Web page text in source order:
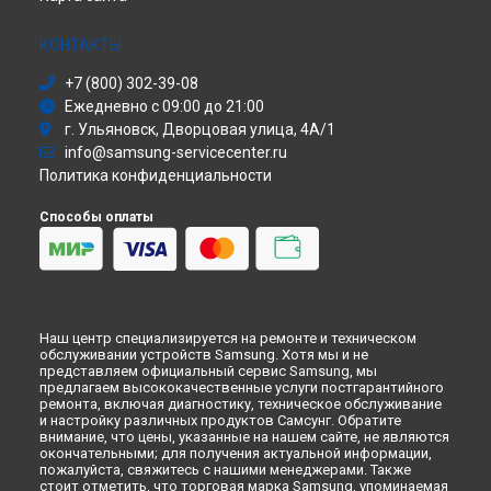
Томске
Тюмени
Ремонт микроволновой печи CE287ASTR Samsung в
Иркутске
Ремонт микроволновой печи CE287ASTR Samsung в
Самаре
Ремонт микроволновой печи CE287ASTR Samsung в
Красноярске
Ремонт микроволновой печи CE287ASTR Samsung в
Ремонт микроволновой печи CE287ASTR Samsung в
Кирове
Ремонт микроволновой печи CE287ASTR Samsung в
Москве
Ремонт микроволновой печи CE287ASTR Samsung в
Петербурге
Моноблок
Атс
Смарт-часы
Варочная панель
Посудомоечная машина
Морозильная камера
Кондиционер
Духовой шкаф
Вытяжка
КОНТАКТЫ
+7 (800) 302-39-08
Ежедневно с 09:00 до 21:00
г. Ульяновск, Дворцовая улица, 4А/1
info@samsung-servicecenter.ru
Политика конфиденциальности
Способы оплаты
Наш центр специализируется на ремонте и техническом
обслуживании устройств Samsung. Хотя мы и не
представляем официальный сервис Samsung, мы
предлагаем высококачественные услуги постгарантийного
ремонта, включая диагностику, техническое обслуживание
и настройку различных продуктов Самсунг. Обратите
внимание, что цены, указанные на нашем сайте, не являются
окончательными; для получения актуальной информации,
пожалуйста, свяжитесь с нашими менеджерами. Также
стоит отметить, что торговая марка Samsung, упоминаемая